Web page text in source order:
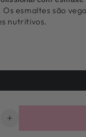
Os esmaltes são
nutritivos.
Aumentar